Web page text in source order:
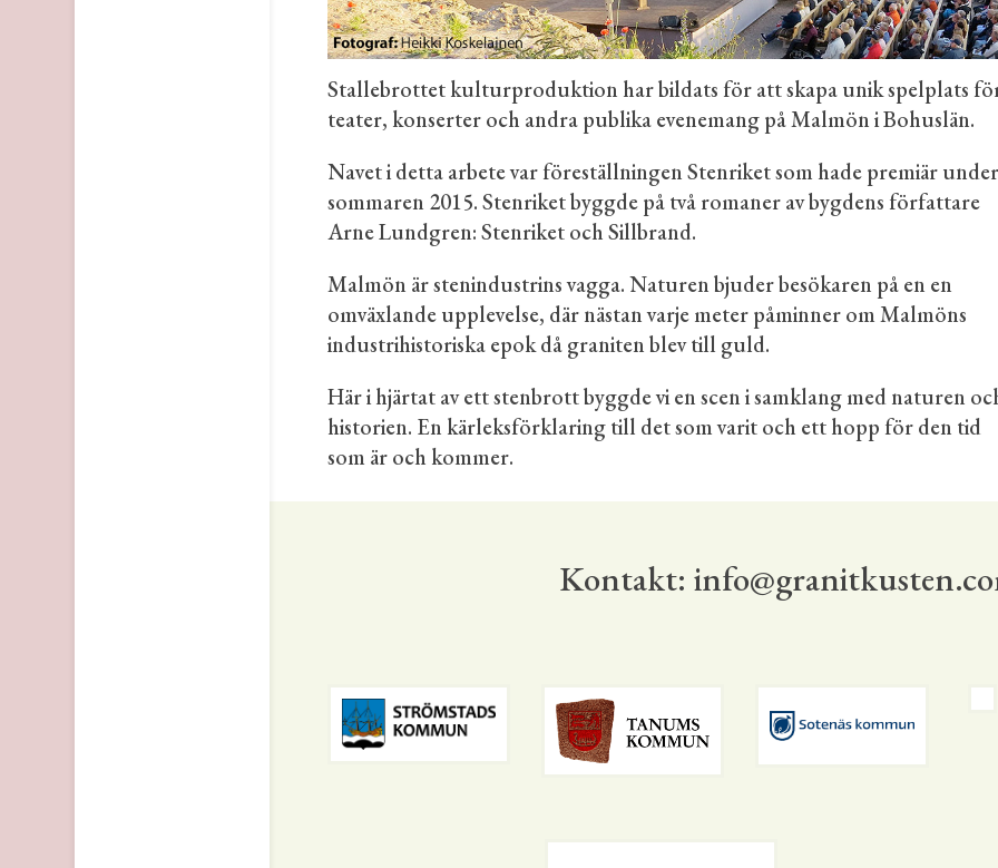
Stallebrottet kulturproduktion har bildats för att skapa unik spelplats
teater, konserter och andra publika evenemang på Malmön i Bohuslän.
Navet i detta arbete var föreställningen Stenriket som hade premiär under
sommaren 2015. Stenriket byggde på två romaner av bygdens författare
Arne Lundgren: Stenriket och Sillbrand.
Malmön är stenindustrins vagga. Naturen bjuder besökaren på en en
omväxlande upplevelse, där nästan varje meter påminner om Malmöns
industrihistoriska epok då graniten blev till guld.
Här i hjärtat av ett stenbrott byggde vi en scen i samklang med naturen
historien. En kärleksförklaring till det som varit och ett hopp för den tid
som är och kommer.
Kontakt: